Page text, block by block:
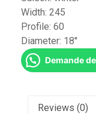
Width: 245
Profile: 60
Diameter: 18''
Demande
Reviews (0)